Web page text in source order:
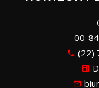
00-
(22)